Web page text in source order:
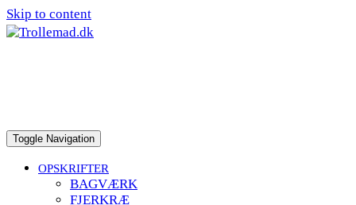
Skip to content
Toggle Navigation
OPSKRIFTER
BAGVÆRK
FJERKRÆ